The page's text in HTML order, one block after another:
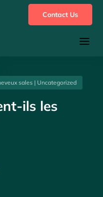
Contact Us
a
sales | Uncategorized
ils les